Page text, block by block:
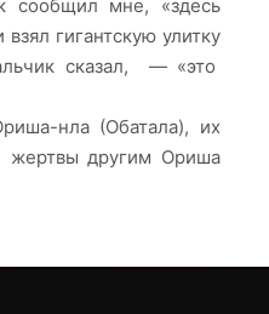
сообщил мне, «здесь
гигантскую улитку
сказал, — «это
нла (Обатала), их
жертвы другим Ориша